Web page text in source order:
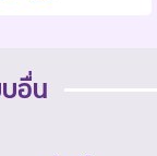
อื่น